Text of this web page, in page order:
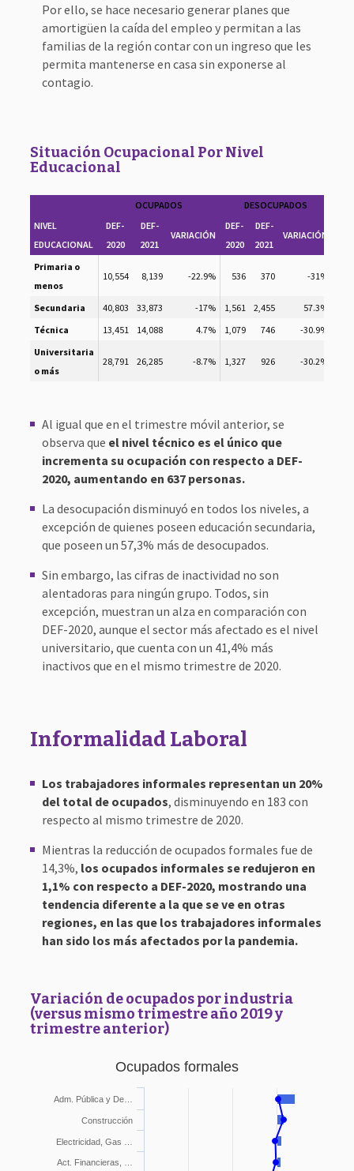
Por ello, se hace necesario generar planes que
amortigüen la caída del empleo y permitan a las
familias de la región contar con un ingreso que les
permita mantenerse en casa sin exponerse al
contagio.
Situación Ocupacional Por Nivel
Educacional
OCUPADOS
DESOCUPADOS
NIVEL
EDUCACIONAL
DEF-
2020
DEF-
2021
VARIACIÓN
DEF-
2020
DEF-
2021
VARIACIÓN
Primaria o
menos
10,554 8,139 -22.9% 536 370 -31%
Secundaria 40,803 33,873 -17% 1,561 2,455 57.3%
Técnica
13,451 14,088 4.7% 1,079 746 -30.9%
Universitaria
o más
28,791 26,285 -8.7% 1,327 926 -30.2%
Al igual que en el trimestre móvil anterior, se
observa que el nivel técnico es el único que
incrementa su ocupación con respecto a DEF-
2020, aumentando en 637 personas.
La desocupación disminuyó en todos los niveles, a
excepción de quienes poseen educación secundaria,
que poseen un 57,3% más de desocupados.
Sin embargo, las cifras de inactividad no son
alentadoras para ningún grupo. Todos, sin
excepción, muestran un alza en comparación con
DEF-2020, aunque el sector más afectado es el nivel
universitario, que cuenta con un 41,4% más
inactivos que en el mismo trimestre de 2020.
Informalidad Laboral
Los trabajadores informales representan un 20%
del total de ocupados, disminuyendo en 183 con
respecto al mismo trimestre de 2020.
Mientras la reducción de ocupados formales fue de
14,3%, los ocupados informales se redujeron en
1,1% con respecto a DEF-2020, mostrando una
tendencia diferente a la que se ve en otras
regiones, en las que los trabajadores informales
han sido los más afectados por la pandemia.
Variación de ocupados por industria
(versus mismo trimestre año 2019 y
trimestre anterior)
Ocupados formales
Adm. Pública y De…
Construcción
Electricidad, Gas …
Act. Financieras, …